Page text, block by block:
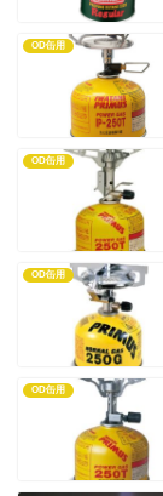
OD缶用
OD缶用
OD缶用
OD缶用